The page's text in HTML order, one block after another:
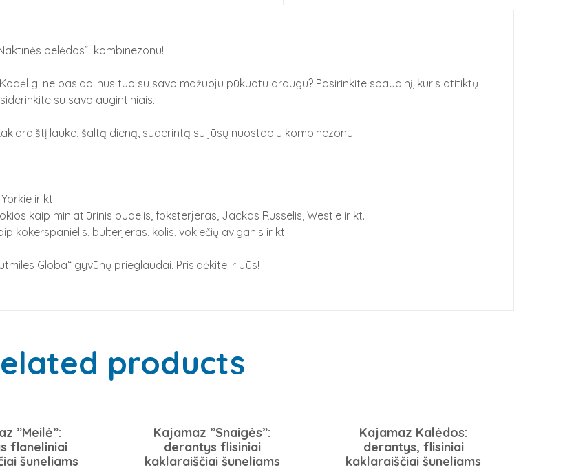
pelėdos” kombinezonu!
gi ne pasidalinus tuo su savo mažuoju pūkuotu draugu? Pasirinkite spaudinį, kuris atitiktų
su savo augintiniais.
lauke, šaltą dieną, suderintą su jūsų nuostabiu kombinezonu.
ir kt
kaip miniatiūrinis pudelis, foksterjeras, Jackas Russelis, Westie ir kt.
kokerspanielis, bulterjeras, kolis, vokiečių aviganis ir kt.
Globa“ gyvūnų prieglaudai. Prisidėkite ir Jūs!
products
”Meilė”:
flaneliniai
šuneliams
Kajamaz ”Snaigės”:
derantys flisiniai
kaklaraiščiai šuneliams
Kajamaz Kalėdos:
derantys, flisiniai
kaklaraiščiai šuneliams